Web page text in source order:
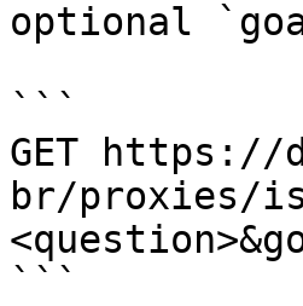
optional
```
GET https://
br/proxies/
```